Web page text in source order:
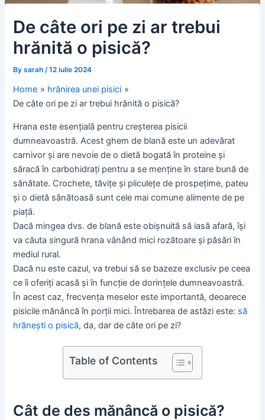
De câte ori pe zi ar trebui
hrănită o pisică?
Bysarah/12 iulie 2024
Home
hrănirea unei pisici
De câte ori pe zi ar trebui hrănită o pisică?
Hrana este esențială pentru creșterea pisicii
dumneavoastră. Acest ghem de blană este un adevărat
carnivor și are nevoie de o dietă bogată în proteine și
săracă în carbohidrați pentru a se menține în stare bună de
sănătate. Crochete, tăvițe și pliculețe de prospețime, pateu
și o dietă sănătoasă sunt cele mai comune alimente de pe
piață.
Dacă mingea dvs. de blană este obișnuită să iasă afară, își
va căuta singură hrana vânând mici rozătoare și păsări în
mediul rural.
Dacă nu este cazul, va trebui să se bazeze exclusiv pe ceea
ce îi oferiți acasă și în funcție de dorințele dumneavoastră.
În acest caz, frecvența meselor este importantă, deoarece
pisicile mănâncă în porții mici. Întrebarea de astăzi este: să
hrănești o pisică, da, dar de câte ori pe zi?
Table of Contents
Cât de des mănâncă o pisică?